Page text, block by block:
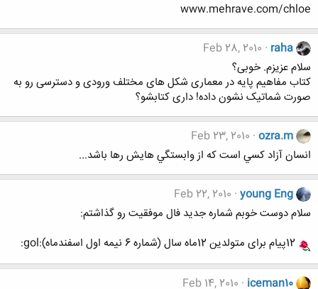
www.mehrave.com/chloe
raha
Feb 28, 2010
سلام عزیزم. خوبی؟
کتاب مفاهیم پایه در معماری شکل های مختلف ورودی و دسترسی رو به
صورت شماتیک نشون داده! داری کتابشو؟
ozra.m
Feb 23, 2010
انسان آزاد كسي است كه از وابستگي هايش رها باشد...
young Eng
Feb 22, 2010
سلام دوست خوبم شماره جدید فال موفقیت رو گذاشتم:
iceman10
Feb 14, 2010